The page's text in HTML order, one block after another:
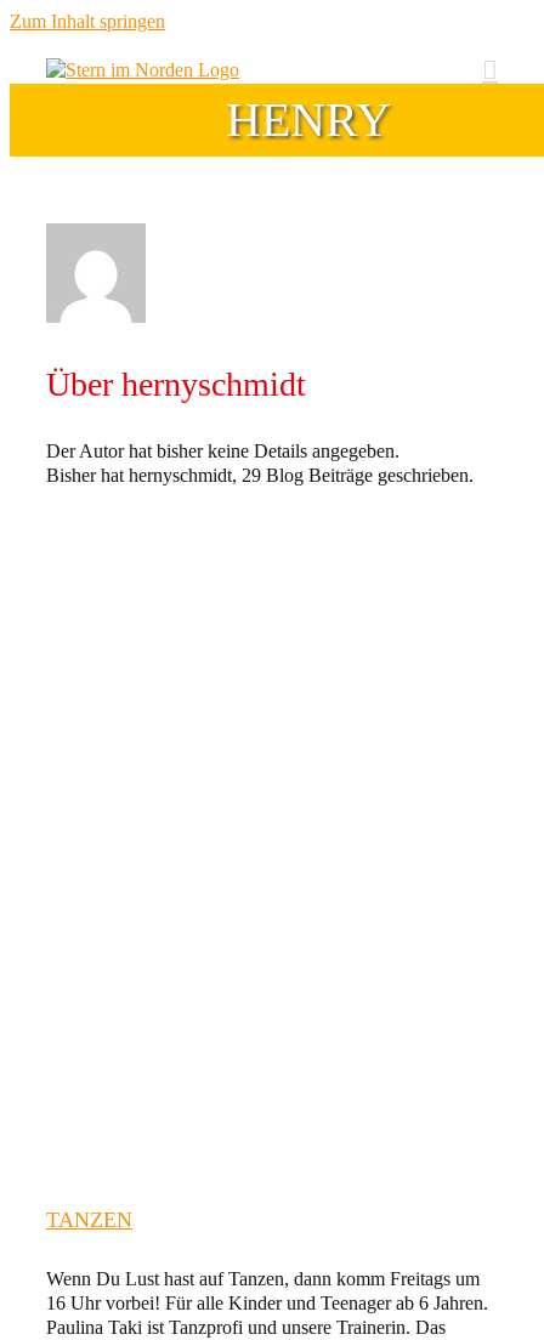
Zum Inhalt springen
HENRY
Über hernyschmidt
Der Autor hat bisher keine Details angegeben.
Bisher hat hernyschmidt, 29 Blog Beiträge geschrieben.
TANZEN
Wenn Du Lust hast auf Tanzen, dann komm Freitags um
16 Uhr vorbei! Für alle Kinder und Teenager ab 6 Jahren.
Paulina Taki ist Tanzprofi und unsere Trainerin. Das